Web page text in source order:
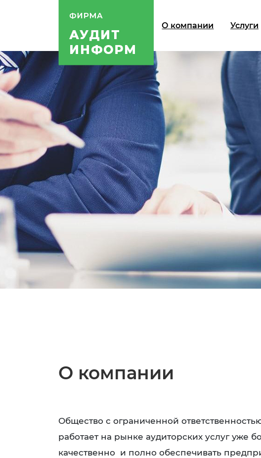
О компании Услуги
О компании
Общество с ограниченной
работает на рынке аудиторских услуг уже
качественно и полно обеспечивать